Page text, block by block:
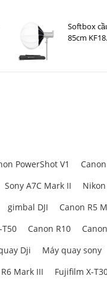
Softbox
85cm
PowerShot V1
Sony A7C Mark II
gimbal DJI Canon R5
Canon R10
Dji Máy quay sony
Mark III Fujifilm X-